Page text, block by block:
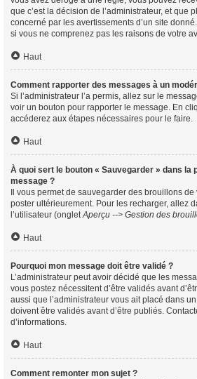
que c’est la décision de l’administrateur, et que
concerné par les avertissements d’un site
si vous ne comprenez pas les raisons de votre
Haut
Comment rapporter des messages à un
Si l’administrateur l’a permis, allez sur le
voir un bouton pour rapporter le message. En
accéderez aux étapes nécessaires pour le faire.
Haut
À quoi sert le bouton « Sauvegarder » dans la
message ?
Il vous permet de sauvegarder des brouillons
poster ultérieurement. Pour les recharger, allez
l’utilisateur (ongletAperçu --> Gestion des
Haut
Pourquoi mon message doit être validé ?
L’administrateur peut avoir décidé que les
vous postez nécessitent d’être validés avant
aussi que l’administrateur vous ait placé dans
doivent être validés avant d’être publiés.
d’informations.
Haut
Comment remonter mon sujet ?